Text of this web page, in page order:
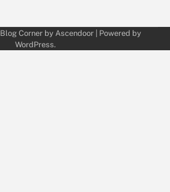
| Blog Corner by Ascendoor | Powered by
WordPress.